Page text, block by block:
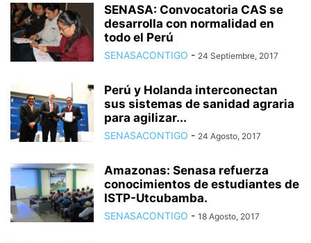
SENASA: Convocatoria CAS se
desarrolla con normalidad en
todo el Perú
SENASACONTIGO - 24 Septiembre, 2017
Perú y Holanda interconectan
sus sistemas de sanidad agraria
para agilizar...
SENASACONTIGO - 24 Agosto, 2017
Amazonas: Senasa refuerza
conocimientos de estudiantes de
ISTP-Utcubamba.
SENASACONTIGO - 18 Agosto, 2017